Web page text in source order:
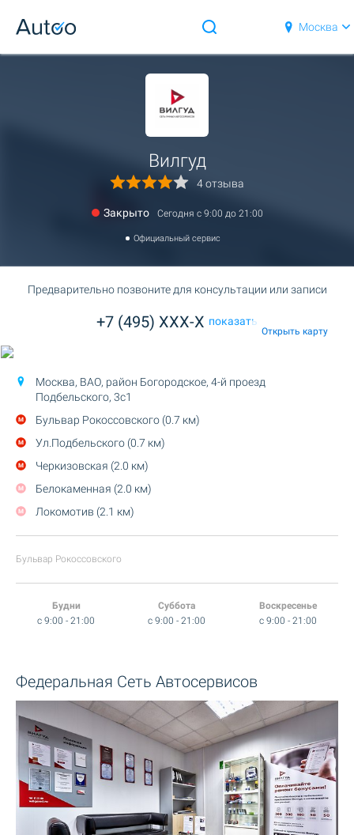
Москва
Вилгуд
4 отзыва
Закрыто Сегодня c 9:00 до 21:00
Официальный сервис
Предварительно позвоните для консультации или записи
+7 (495) XXX-X показать
Открыть карту
Москва, ВАО, район Богородское, 4-й проезд
Подбельского, 3с1
Бульвар Рокоссовского (0.7 км)
Ул.Подбельского (0.7 км)
Черкизовская (2.0 км)
Белокаменная (2.0 км)
Локомотив (2.1 км)
Бульвар Рокоссовского
Будни
c 9:00 - 21:00
Суббота
c 9:00 - 21:00
Воскресенье
c 9:00 - 21:00
Федеральная Сеть Автосервисов